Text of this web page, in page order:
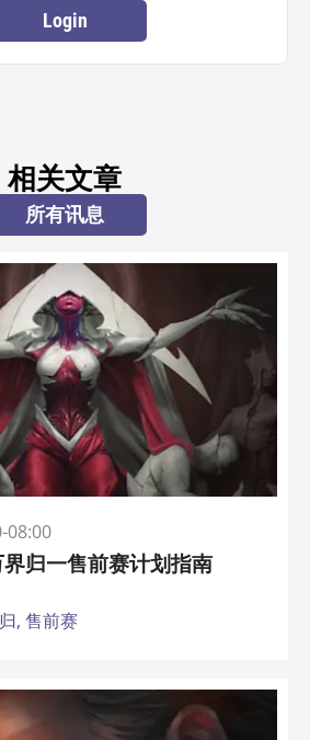
Login
相关文章
所有讯息
08:00
归一售前赛计划指南
, 售前赛